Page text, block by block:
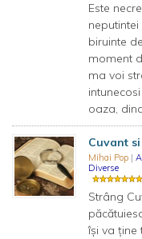
Este
biruinte
moment
ma voi
oaza,
Cuvant
Mihai Pop |
Diverse
Strâng
îşi va ţine